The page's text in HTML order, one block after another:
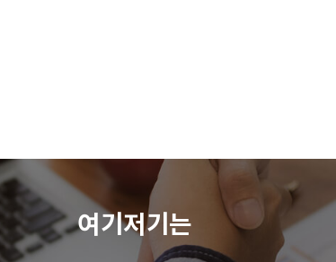
여기저기는